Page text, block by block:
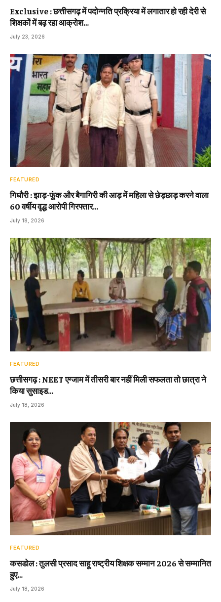
Exclusive : छत्तीसगढ़ में पदोन्नति प्रक्रिया में लगातार हो रही देरी से
शिक्षकों में बढ़ रहा आक्रोश…
July 23, 2026
FEATURED
गिधौरी : झाड़-फूंक और बैगागिरी की आड़ में महिला से छेड़छाड़ करने वाला
60 वर्षीय वृद्ध आरोपी गिरफ्तार…
July 18, 2026
FEATURED
छत्तीसगढ़ : NEET एग्जाम में तीसरी बार नहीं मिली सफलता तो छात्रा ने
किया सुसाइड…
July 18, 2026
FEATURED
कसडोल : तुलसी प्रसाद साहू राष्ट्रीय शिक्षक सम्मान 2026 से सम्मानित
हुए…
July 18, 2026